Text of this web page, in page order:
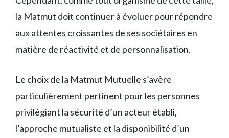
la Matmut doit continuer à évoluer pour répondre
aux attentes croissantes de ses sociétaires en
matière de réactivité et de personnalisation.
Le choix de la Matmut Mutuelle s’avère
particulièrement pertinent pour les personnes
privilégiant la sécurité d’un acteur établi,
l’approche mutualiste et la disponibilité d’un